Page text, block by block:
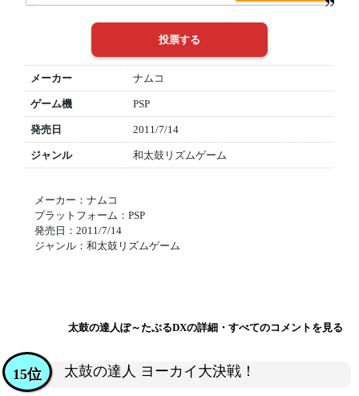
メーカー ナムコ
ゲーム機 PSP
発売日 2011/7/14
ジャンル 和太鼓リズムゲーム
メーカー：ナムコ
プラットフォーム：PSP
発売日：2011/7/14
ジャンル：和太鼓リズムゲーム
太鼓の達人ぽ～たぶるDXの詳細・すべてのコメントを見る
太鼓の達人 ヨーカイ大決戦！
15位